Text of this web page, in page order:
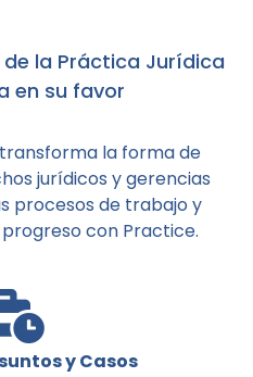
la Práctica Jurídica
en su favor
transforma la forma de
jurídicos y gerencias
procesos de trabajo y
con Practice.
y Casos